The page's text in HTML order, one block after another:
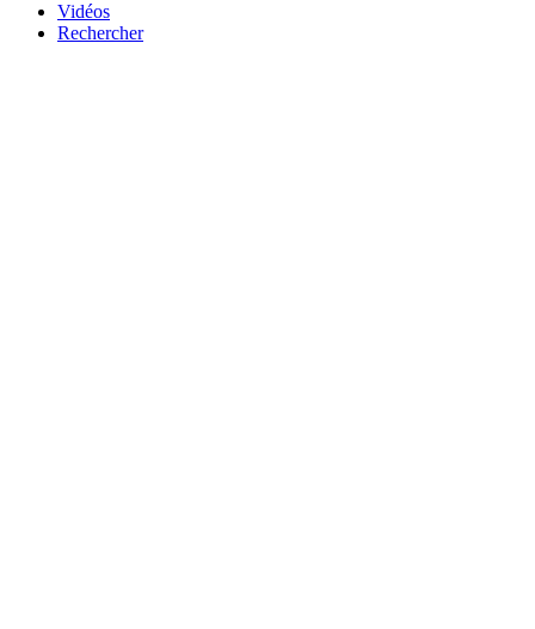
Vidéos
Rechercher